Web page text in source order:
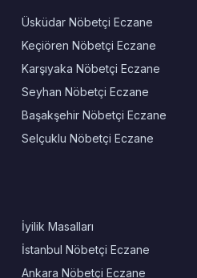
Üsküdar Nöbetçi Eczane
Keçiören Nöbetçi Eczane
Karşıyaka Nöbetçi Eczane
Seyhan Nöbetçi Eczane
Başakşehir Nöbetçi Eczane
Selçuklu Nöbetçi Eczane
İyilik Masalları
İstanbul Nöbetçi Eczane
Ankara Nöbetçi Eczane